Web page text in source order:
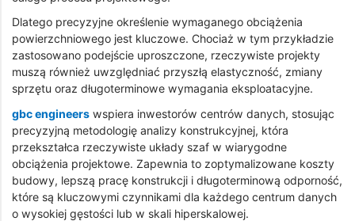
Dlatego precyzyjne określenie wymaganego obciążenia
powierzchniowego jest kluczowe. Chociaż w tym przykładzie
zastosowano podejście uproszczone, rzeczywiste projekty
muszą również uwzględniać przyszłą elastyczność, zmiany
sprzętu oraz długoterminowe wymagania eksploatacyjne.
gbc engineers wspiera inwestorów centrów danych, stosując
precyzyjną metodologię analizy konstrukcyjnej, która
przekształca rzeczywiste układy szaf w wiarygodne
obciążenia projektowe. Zapewnia to zoptymalizowane koszty
budowy, lepszą pracę konstrukcji i długoterminową odporność,
które są kluczowymi czynnikami dla każdego centrum danych
o wysokiej gęstości lub w skali hiperskalowej.